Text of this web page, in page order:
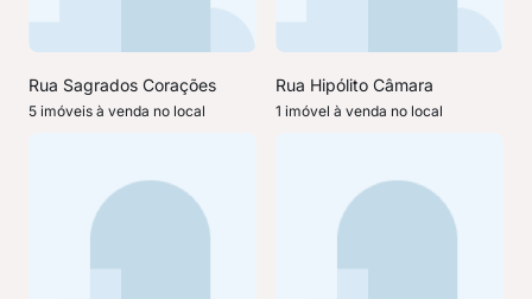
Rua Sagrados Corações
5 imóveis à venda no local
Rua Hipólito Câmara
1 imóvel à venda no local